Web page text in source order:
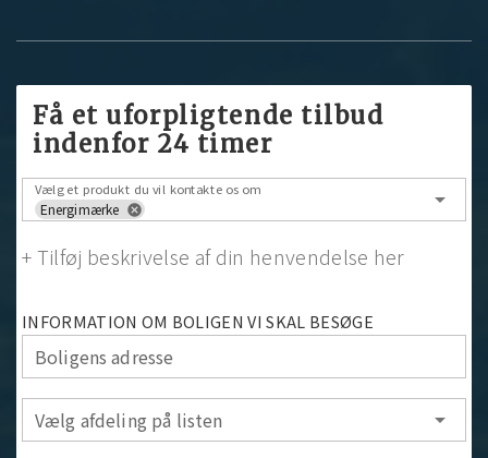
Få et uforpligtende tilbud
indenfor 24 timer
Energimærke cancel
Vælg et produkt du vil kontakte os om arrow_drop_down
+ Tilføj beskrivelse af din henvendelse her
INFORMATION OM BOLIGEN VI SKAL BESØGE
Boligens adresse
Vælg afdeling på listen arrow_drop_down